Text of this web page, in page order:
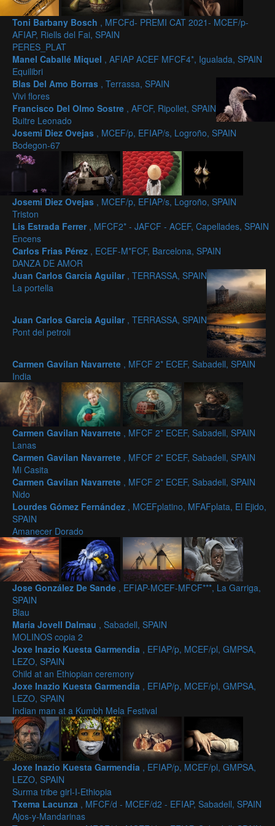
Toni Barbany Bosch , MFCFd- PREMI CAT 2021- MCEF/p-
AFIAP, Riells del Fai, SPAIN
PERES_PLAT
Manel Caballé Miquel , AFIAP ACEF MFCF4*, Igualada, SPAIN
Equilibri
Blas Del Amo Borras , Terrassa, SPAIN
Vivi flores
Francisco Del Olmo Sostre , AFCF, Ripollet, SPAIN
Buitre Leonado
Josemi Diez Ovejas , MCEF/p, EFIAP/s, Logroño, SPAIN
Bodegon-67
Josemi Diez Ovejas , MCEF/p, EFIAP/s, Logroño, SPAIN
Triston
Lis Estrada Ferrer , MFCF2* - JAFCF - ACEF, Capellades, SPAIN
Encens
Carlos Frias Pérez , ECEF-M*FCF, Barcelona, SPAIN
DANZA DE AMOR
Juan Carlos Garcia Aguilar , TERRASSA, SPAIN
La portella
Juan Carlos Garcia Aguilar , TERRASSA, SPAIN
Pont del petroli
Carmen Gavilan Navarrete , MFCF 2* ECEF, Sabadell, SPAIN
India
Carmen Gavilan Navarrete , MFCF 2* ECEF, Sabadell, SPAIN
Lanas
Carmen Gavilan Navarrete , MFCF 2* ECEF, Sabadell, SPAIN
Mi Casita
Carmen Gavilan Navarrete , MFCF 2* ECEF, Sabadell, SPAIN
Nido
Lourdes Gómez Fernández , MCEFplatino, MFAFplata, El Ejido,
SPAIN
Amanecer Dorado
Jose González De Sande , EFIAP-MCEF-MFCF***, La Garriga,
SPAIN
Blau
Maria Jovell Dalmau , Sabadell, SPAIN
MOLINOS copia 2
Joxe Inazio Kuesta Garmendia , EFIAP/p, MCEF/pl, GMPSA,
LEZO, SPAIN
Child at an Ethiopian ceremony
Joxe Inazio Kuesta Garmendia , EFIAP/p, MCEF/pl, GMPSA,
LEZO, SPAIN
Indian man at a Kumbh Mela Festival
Joxe Inazio Kuesta Garmendia , EFIAP/p, MCEF/pl, GMPSA,
LEZO, SPAIN
Surma tribe girl-I-Ethiopia
Txema Lacunza , MFCF/d - MCEF/d2 - EFIAP, Sabadell, SPAIN
Ajos-y-Mandarinas